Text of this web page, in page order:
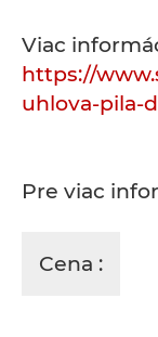
Viac
https://
uhlova-pila-
Pre viac
Cena :